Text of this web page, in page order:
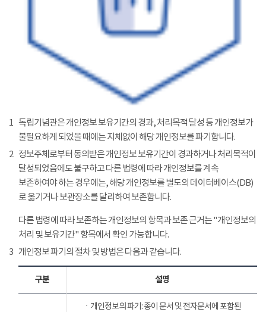
1 독립기념관은 개인정보 보유기간의 경과, 처리목적 달성 등 개인정보가
불필요하게 되었을 때에는 지체없이 해당 개인정보를 파기합니다.
2 정보주체로부터 동의받은 개인정보 보유기간이 경과하거나 처리목적이
달성되었음에도 불구하고 다른 법령에 따라 개인정보를 계속
보존하여야 하는 경우에는, 해당 개인정보를 별도의 데이터베이스(DB)
로 옮기거나 보관장소를 달리하여 보존합니다.
다른 법령에 따라 보존하는 개인정보의 항목과 보존 근거는 "개인정보의
처리 및 보유기간" 항목에서 확인 가능합니다.
3 개인정보 파기의 절차 및 방법은 다음과 같습니다.
구분 설명
ㆍ개인정보의 파기: 종이 문서 및 전자문서에 포함된